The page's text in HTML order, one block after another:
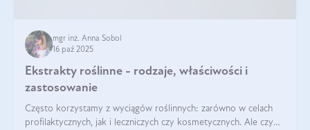
mgr inż. Anna Sobol
16 paź 2025
Ekstrakty roślinne - rodzaje, właściwości i
zastosowanie
Często korzystamy z wyciągów roślinnych: zarówno w celach
profilaktycznych, jak i leczniczych czy kosmetycznych. Ale czy